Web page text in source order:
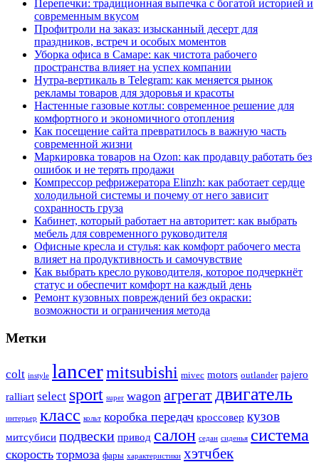
Перепечки: традиционная выпечка с богатой историей и
современным вкусом
Профитроли на заказ: изысканный десерт для
праздников, встреч и особых моментов
Уборка офиса в Самаре: как чистота рабочего
пространства влияет на успех компании
Нутра-вертикаль в Telegram: как меняется рынок
рекламы товаров для здоровья и красоты
Настенные газовые котлы: современное решение для
комфортного и экономичного отопления
Как посещение сайта превратилось в важную часть
современной жизни
Маркировка товаров на Ozon: как продавцу работать без
ошибок и не терять продажи
Компрессор рефрижератора Elinzh: как работает сердце
холодильной системы и почему от него зависит
сохранность груза
Кабинет, который работает на авторитет: как выбрать
мебель для современного руководителя
Офисные кресла и стулья: как комфорт рабочего места
влияет на продуктивность и самочувствие
Как выбрать кресло руководителя, которое подчеркнёт
статус и обеспечит комфорт на каждый день
Ремонт кузовных повреждений без окраски:
возможности и ограничения метода
Метки
colt instyle lancermitsubishi mivec motors outlander pajero
ralliart select sport super wagon агрегат двигатель
интерьер класс кольт коробка передач кроссовер кузов
митсубиси подвески привод салон седан сиденья система
скорость тормоза фары характеристики хэтчбек